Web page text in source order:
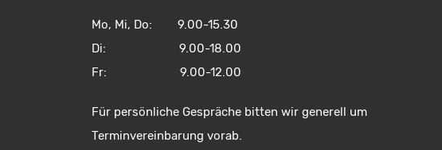
Mo, Mi, Do: 9.00-15.30
Di: 9.00-18.00
Fr: 9.00-12.00
Für persönliche Gespräche bitten wir generell um
Terminvereinbarung vorab.